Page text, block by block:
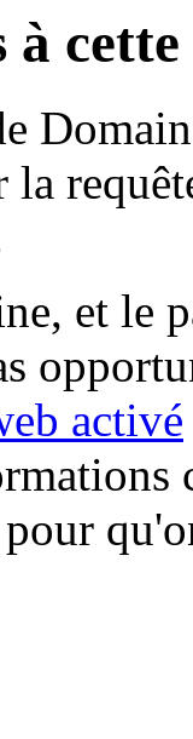
à
la
et le
activé